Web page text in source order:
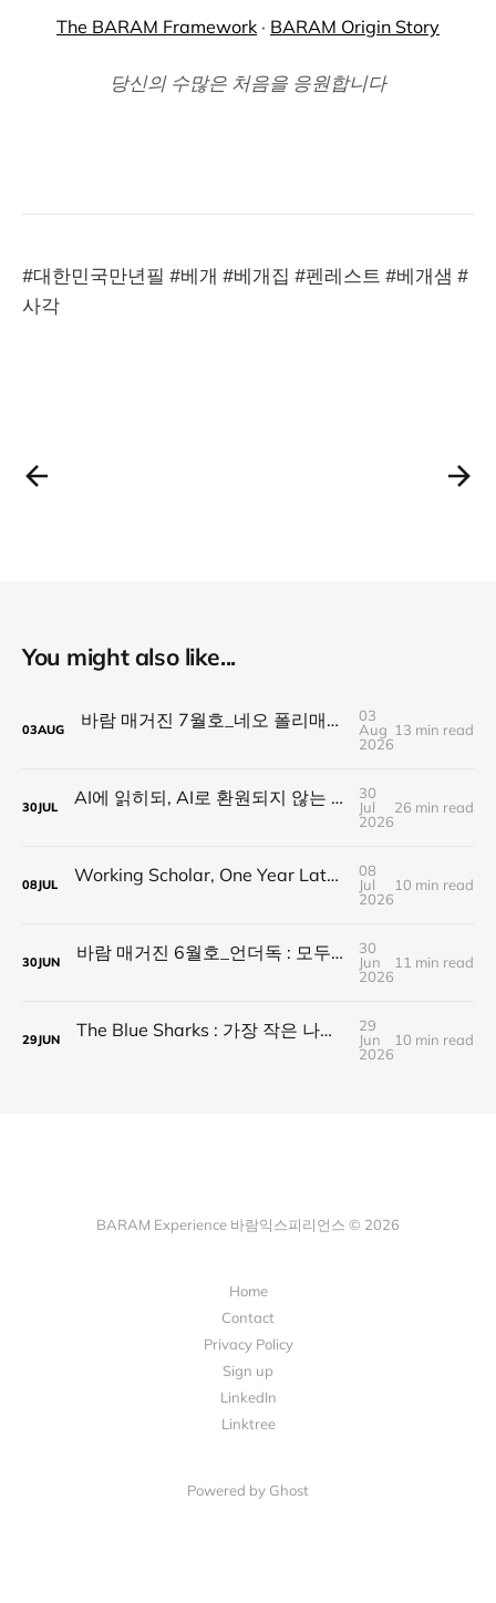
The BARAM Framework · BARAM Origin Story
당신의 수많은 처음을 응원합니다
#대한민국만년필 #베개 #베개집 #펜레스트 #베개샘 #​
사각
You might also like...
03AUG 바람 매거진 7월호_네오 폴리매스 : 명함 한 줄에 갇히지 않는 사람들
03
Aug
2026
13 min read
30JUL AI에 읽히되, AI로 환원되지 않는 것 — 새로운 낭만의 시대, 브랜드와 비즈니스가 향해야 할 방향
30
Jul
2026
26 min read
08JUL Working Scholar, One Year Later : 1년 후, 다시 보내는 응원
08
Jul
2026
10 min read
30JUN 바람 매거진 6월호_언더독 : 모두가 가는 길을 가지 않는다, 나의 길을 만든다
30
Jun
2026
11 min read
29JUN The Blue Sharks : 가장 작은 나라가 만든 가장 넓은 연결
29
Jun
2026
10 min read
BARAM Experience 바람익스피리언스 © 2026
Home
Contact
Privacy Policy
Sign up
LinkedIn
Linktree
Powered by Ghost